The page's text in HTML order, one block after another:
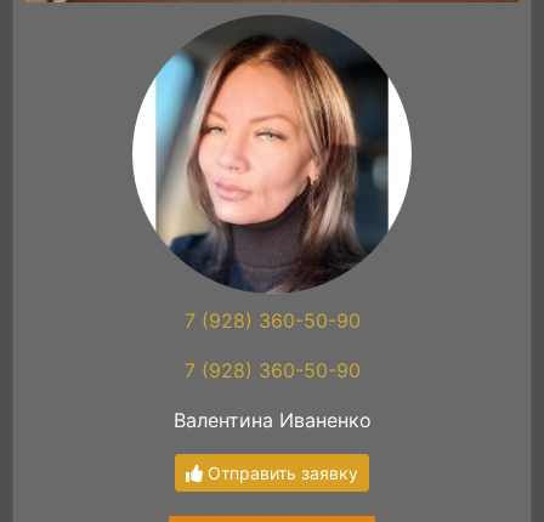
7 (928) 360-50-90
7 (928) 360-50-90
Валентина Иваненко
Отправить заявку